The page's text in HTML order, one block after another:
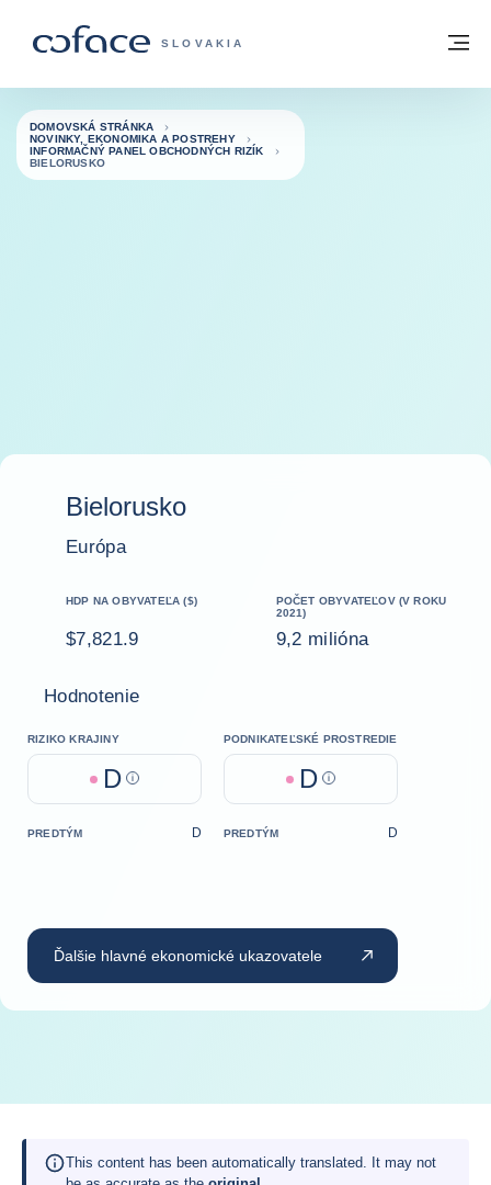
COFACE FOR TRADE - WEBOVÁ
SLOVAKIA
Späť na domovskú stránku
DOMOVSKÁ STRÁNKA
NOVINKY, EKONOMIKA A POSTREHY
INFORMAČNÝ PANEL OBCHODNÝCH RIZÍK
BIELORUSKO
Bielorusko
Európa
HDP NA OBYVATEĽA ($)
$7,821.9
POČET OBYVATEĽOV (V ROKU
2021)
9,2 milióna
Hodnotenie
RIZIKO KRAJINY
D Help
PODNIKATEĽSKÉ PROSTREDIE
D Help
PREDTÝM D PREDTÝM D
Ďalšie hlavné ekonomické ukazovatele
This content has been automatically translated. It may not